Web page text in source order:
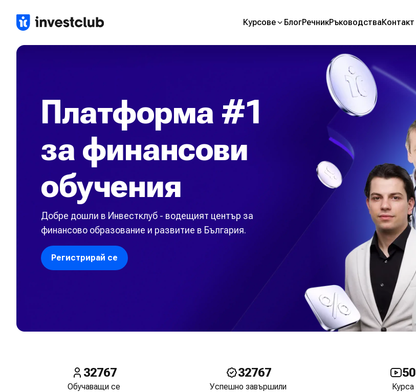
Курсове БлогРечникРъководстваКонтакт
Платформа #1
за финансови
обучения
Добре дошли в Инвестклуб - водещият център за
финансово образование и развитие в България.
Регистрирай се
32767
Обучаващи се
32767
Успешно завършили
50
Курса